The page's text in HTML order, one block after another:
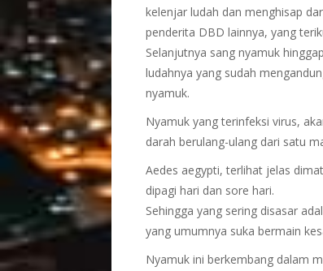
kelenjar ludah dan menghisap
penderita DBD lainnya, yang
Selanjutnya sang nyamuk
ludahnya yang sudah
nyamuk.
Nyamuk yang terinfeksi virus,
darah berulang-ulang dari satu
Aedes aegypti, terlihat jelas
dipagi hari dan sore hari.
Sehingga yang sering disasar
yang umumnya suka bermain
Nyamuk ini berkembang dalam